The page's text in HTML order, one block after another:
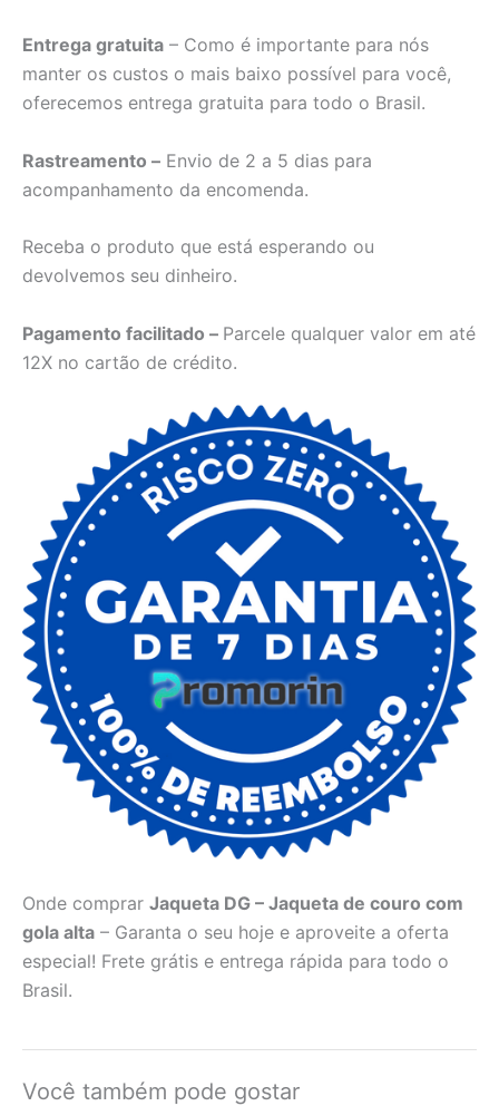
Entrega gratuita – Como é importante para nós
manter os custos o mais baixo possível para você,
oferecemos entrega gratuita para todo o Brasil.
Rastreamento – Envio de 2 a 5 dias para
acompanhamento da encomenda.
Receba o produto que está esperando ou
devolvemos seu dinheiro.
Pagamento facilitado – Parcele qualquer valor em até
12X no cartão de crédito.
Onde comprar Jaqueta DG – Jaqueta de couro com
gola alta – Garanta o seu hoje e aproveite a oferta
especial! Frete grátis e entrega rápida para todo o
Brasil.
Você também pode gostar